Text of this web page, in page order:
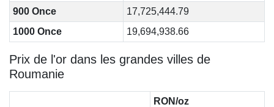
900 Once
17,725,444.79
1000 Once
19,694,938.66
Prix de l'or dans les grandes villes de
Roumanie
RON/oz